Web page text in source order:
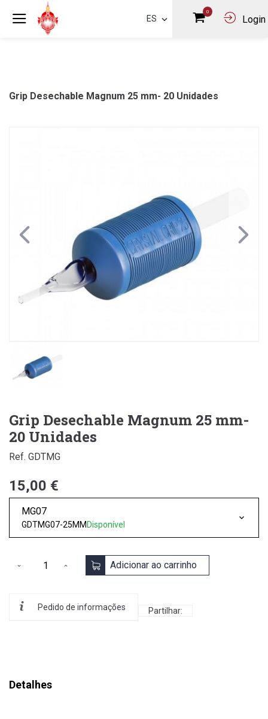
ES
0
Login
Grip Desechable Magnum 25 mm- 20 Unidades
Grip Desechable Magnum 25 mm-
20 Unidades
Ref. GDTMG
15,00 €
MG07
GDTMG07-25MM Disponível
Adicionar ao carrinho
Pedido de informações Partilhar:
Detalhes